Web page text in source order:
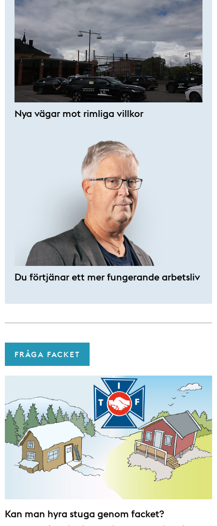
Nya vägar mot rimliga villkor
Du förtjänar ett mer fungerande arbetsliv
FRÅGA FACKET
Kan man hyra stuga genom facket?